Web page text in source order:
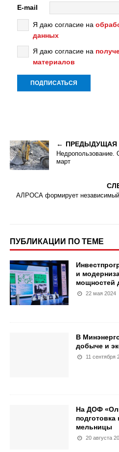
E-mail
Я даю согласие на
данных
Я даю согласие на
материалов
ПРЕДЫДУЩАЯ
Недропользование.
март
АЛРОСА формирует
ПУБЛИКАЦИИ ПО ТЕМЕ
и
мощностей
22 мая 2024
В
добыче и
11 сентября
На ДОФ
подготовка
мельницы
20 августа